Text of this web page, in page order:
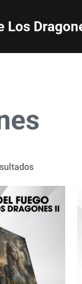
Los
Ordenado